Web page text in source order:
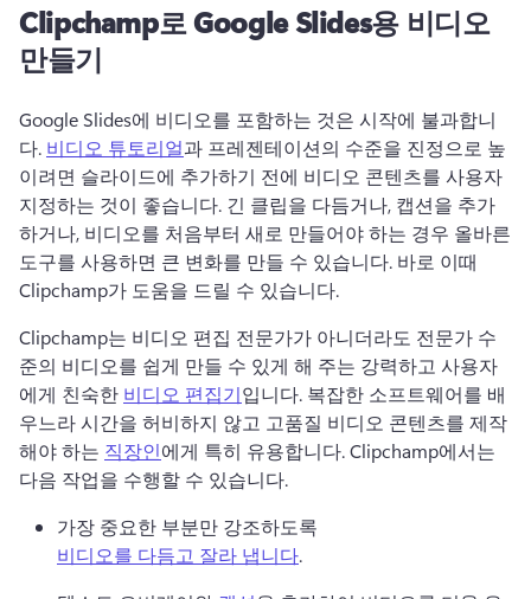
Clipchamp로 Google Slides용 비디오
만들기
Google Slides에 비디오를 포함하는 것은 시작에 불과합니
다. 비디오 튜토리얼과 프레젠테이션의 수준을 진정으로 높
이려면 슬라이드에 추가하기 전에 비디오 콘텐츠를 사용자
지정하는 것이 좋습니다. 긴 클립을 다듬거나, 캡션을 추가
하거나, 비디오를 처음부터 새로 만들어야 하는 경우 올바른
도구를 사용하면 큰 변화를 만들 수 있습니다. 바로 이때
Clipchamp가 도움을 드릴 수 있습니다.
Clipchamp는 비디오 편집 전문가가 아니더라도 전문가 수
준의 비디오를 쉽게 만들 수 있게 해 주는 강력하고 사용자
에게 친숙한 비디오 편집기입니다. 복잡한 소프트웨어를 배
우느라 시간을 허비하지 않고 고품질 비디오 콘텐츠를 제작
해야 하는 직장인에게 특히 유용합니다. Clipchamp에서는
다음 작업을 수행할 수 있습니다.
가장 중요한 부분만 강조하도록
비디오를 다듬고 잘라 냅니다.